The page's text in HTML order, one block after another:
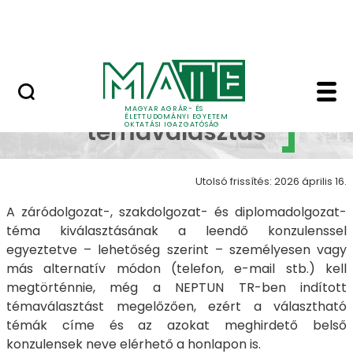
MAGYAR AGRÁR- ÉS
ÉLETTUDOMÁNYI EGYETEM
OKTATÁSI IGAZGATÓSÁG
Szakdolgozat
Szakdolgozat
témaválasztás
Utolsó frissítés: 2026 április 16.
A záródolgozat-, szakdolgozat- és diplomadolgozat-
téma kiválasztásának a leendő konzulenssel
egyeztetve – lehetőség szerint – személyesen vagy
más alternatív módon (telefon, e-mail stb.) kell
megtörténnie, még a NEPTUN TR-ben indított
témaválasztást megelőzően, ezért a választható
témák címe és az azokat meghirdető belső
konzulensek neve elérhető a honlapon is.